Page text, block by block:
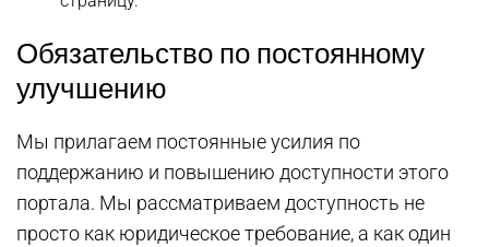
Обязательство по постоянному
улучшению
Мы прилагаем постоянные усилия по
поддержанию и повышению доступности этого
портала. Мы рассматриваем доступность не
просто как юридическое требование, а как один